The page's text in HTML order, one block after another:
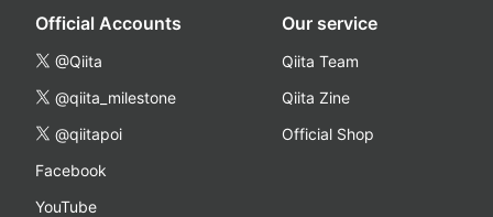
Official Accounts
@Qiita
@qiita_milestone
@qiitapoi
Facebook
YouTube
Our service
Qiita Team
Qiita Zine
Official Shop